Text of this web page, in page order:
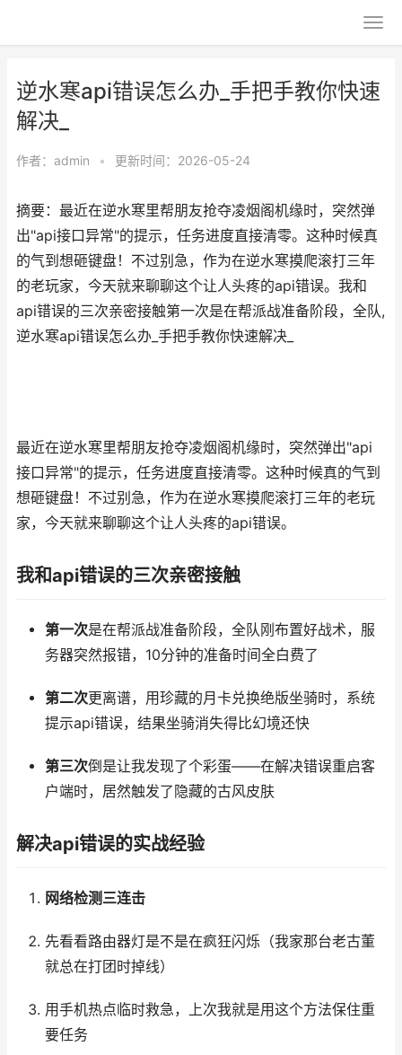
逆水寒api错误怎么办_手把手教你快速
解决_
作者： admin • 更新时间：2026-05-24
摘要：最近在逆水寒里帮朋友抢夺凌烟阁机缘时，突然弹
出"api接口异常"的提示，任务进度直接清零。这种时候真
的气到想砸键盘！不过别急，作为在逆水寒摸爬滚打三年
的老玩家，今天就来聊聊这个让人头疼的api错误。我和
api错误的三次亲密接触第一次是在帮派战准备阶段，全队,
逆水寒api错误怎么办_手把手教你快速解决_
最近在逆水寒里帮朋友抢夺凌烟阁机缘时，突然弹出"api
接口异常"的提示，任务进度直接清零。这种时候真的气到
想砸键盘！不过别急，作为在逆水寒摸爬滚打三年的老玩
家，今天就来聊聊这个让人头疼的api错误。
我和api错误的三次亲密接触
第一次是在帮派战准备阶段，全队刚布置好战术，服
务器突然报错，10分钟的准备时间全白费了
第二次更离谱，用珍藏的月卡兑换绝版坐骑时，系统
提示api错误，结果坐骑消失得比幻境还快
第三次倒是让我发现了个彩蛋——在解决错误重启客
户端时，居然触发了隐藏的古风皮肤
解决api错误的实战经验
网络检测三连击
先看看路由器灯是不是在疯狂闪烁（我家那台老古董
就总在打团时掉线）
用手机热点临时救急，上次我就是用这个方法保住重
要任务